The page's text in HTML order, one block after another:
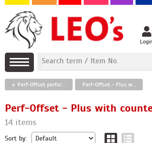
Perf-Offset perforating lines for offset printing Perf-Offset - Plus with counterpart
Perf-Offset - Plus with
14 items
Sort by: